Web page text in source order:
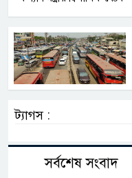
ট্যাগস :
সর্বশেষ সংবাদ